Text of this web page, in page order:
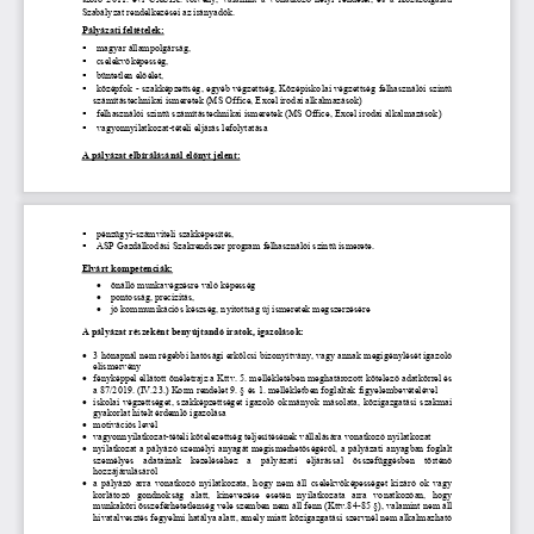
Szabályzat rendelkezései az irányadók
Pályázati feltételek:
▪
magyar állampolgárság,
▪
cselekvőképesség,
▪
büntetlen előélet,
▪
középfok - szakképzettség, egyéb végzettség, Középiskolai végzettség felhasználói szintű
számítástechnikai ismeretek (MS Office, Excel irodai alkalmazások)
▪
felhasználói szintű számítástechnikai ismeretek (MS Office, Excel irodai alkalmazások)
▪
vagyonnyilatkozat-tételi eljárás lefolytatása
A pályázat elbírálásánál előnyt jelent:
▪ pénzügyi-számviteli szakképesítés,
▪
ASP Gazdálkodási Szakrendszer program felhasználói szintű ismerete.
Elvárt kompetenciák:
•
önálló munkavégzésre való képesség
•
pontosság, precizitás,
•
jó kommunikációs készség, nyitottság új ismeretek megszerzésére
A pályázat részeként benyújtandó iratok, igazolások:
•
3 hónapnál nem régebbi hatósági erkölcsi bizonyítvány, vagy annak megigénylését igazoló
elismervény
•
fényképpel ellátott önéletrajz a Kttv. 5. mellékletében meghatározott kötelező adatkörrel és
a 87/2019. (IV.23.) Korm rendelet 9. § és 1. mellékletben foglaltak figyelembevételével
•
iskolai végzettséget, szakképzettséget igazoló okmányok másolata, közigazgatási szakmai
gyakorlat hitelt érdemlő igazolása
•
motivációs levél
•
vagyonnyilatkozat-tételi kötelezettség teljesítésének vállalására vonatkozó nyilatkozat
•
nyilatkozat a pályázó személyi anyagát megismerhetőségéről a pályázati anyagban foglalt
személyes   adatainak   kezeléséhez   a   pályázati   eljárással   összefüggésben
történő
hozzájárulásáról
•
a pályázó arra vonatkozó nyilatkozata
, hogy nem áll cselekvőképességet kizáró ok vagy
korlátozó  gondnokság  alatt,  kinevezése  esetén  nyilatkozata
arra  vonatkozóan,  hogy
munkaköri összeférhetetlenség vele szemben nem áll fenn (Kttv.84-85 §), valamint nem áll
hivatalvesztés fegyelmi hatálya alatt, amely miatt közigazgatási szervnél nem alkalmazható